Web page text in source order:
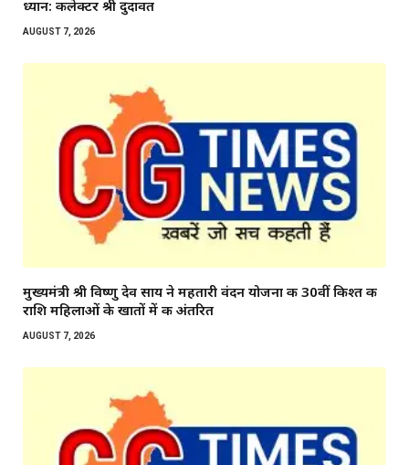
ध्यान: कलेक्टर श्री दुदावत
AUGUST 7, 2026
मुख्यमंत्री श्री विष्णु देव साय ने महतारी वंदन योजना की 30वीं किश्त की
राशि महिलाओं के खातों में की अंतरित
AUGUST 7, 2026